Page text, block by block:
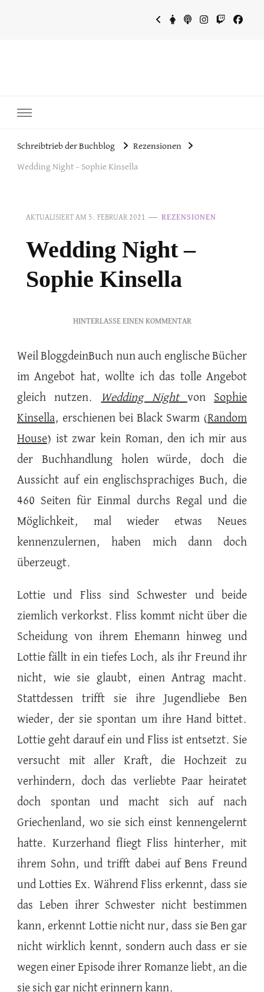
Schreibtrieb der Buchblog Rezensionen
Wedding Night – Sophie Kinsella
AKTUALISIERT AM 5. FEBRUAR 2021 REZENSIONEN
Wedding Night –
Sophie Kinsella
HINTERLASSE EINEN KOMMENTARZU
–
SOPHIE
Weil BloggdeinBuch nun auch englische Bücher
im Angebot hat, wollte ich das tolle Angebot
gleich nutzen.
Wedding Night von Sophie
Kinsella, erschienen bei Black Swarm (Random
House) ist zwar kein Roman, den ich mir aus
der Buchhandlung holen würde, doch die
Aussicht auf ein englischsprachiges Buch, die
460 Seiten für Einmal durchs Regal und die
Möglichkeit, mal wieder etwas Neues
kennenzulernen, haben mich dann doch
überzeugt.
Lottie und Fliss sind Schwester und beide
ziemlich verkorkst. Fliss kommt nicht über die
Scheidung von ihrem Ehemann hinweg und
Lottie fällt in ein tiefes Loch, als ihr Freund ihr
nicht, wie sie glaubt, einen Antrag macht.
Stattdessen trifft sie ihre Jugendliebe Ben
wieder, der sie spontan um ihre Hand bittet.
Lottie geht darauf ein und Fliss ist entsetzt. Sie
versucht mit aller Kraft, die Hochzeit zu
verhindern, doch das verliebte Paar heiratet
doch spontan und macht sich auf nach
Griechenland, wo sie sich einst kennengelernt
hatte. Kurzerhand fliegt Fliss hinterher, mit
ihrem Sohn, und trifft dabei auf Bens Freund
und Lotties Ex. Während Fliss erkennt, dass sie
das Leben ihrer Schwester nicht bestimmen
kann, erkennt Lottie nicht nur, dass sie Ben gar
nicht wirklich kennt, sondern auch dass er sie
wegen einer Episode ihrer Romanze liebt, an die
sie sich gar nicht erinnern kann.